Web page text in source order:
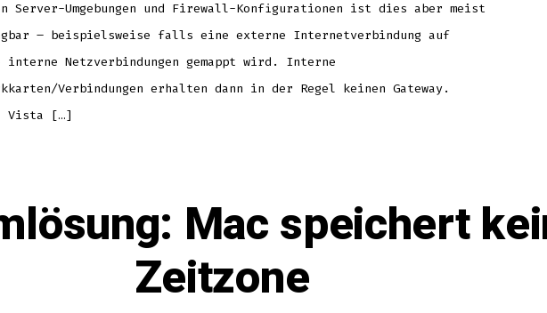
Server-Umgebungen und Firewall-Konfigurationen ist dies aber meist
– beispielsweise falls eine externe Internetverbindung auf
interne Netzverbindungen gemappt wird. Interne
Verbindungen erhalten dann in der Regel keinen Gateway.
Vista […]
Mac speichert
Zeitzone